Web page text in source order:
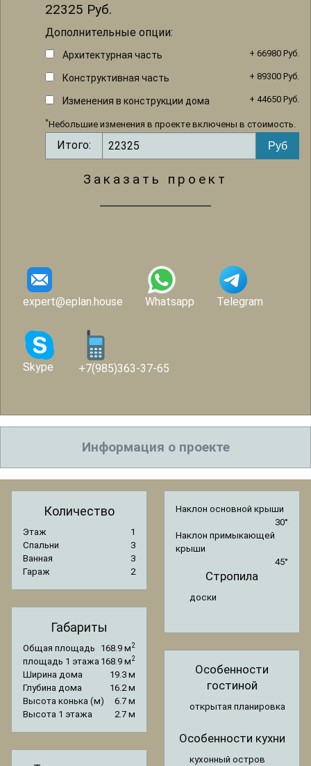
22325 Руб.
Дополнительные опции:
Архитектурная часть + 66980 Руб.
Конструктивная часть + 89300 Руб.
Изменения в конструкции дома + 44650 Руб.
*Небольшие изменения в проекте включены в стоимость.
Итого:
Заказать проект
expert@eplan.house Whatsapp Telegram
Skype +7(985)363-37-65
Информация о проекте
Количество
Этаж
1
Спальни
3
Ванная
3
Гараж
2
Габариты
Общая площадь 168.9 м2
площадь 1 этажа 168.9 м2
Ширина дома
19.3 м
Глубина дома
16.2 м
Высота конька (м)
6.7 м
Высота 1 этажа
2.7 м
Наклон основной крыши
30°
Наклон примыкающей
крыши
45°
Стропила
доски
Особенности
гостиной
открытая планировка
Особенности кухни
кухонный остров